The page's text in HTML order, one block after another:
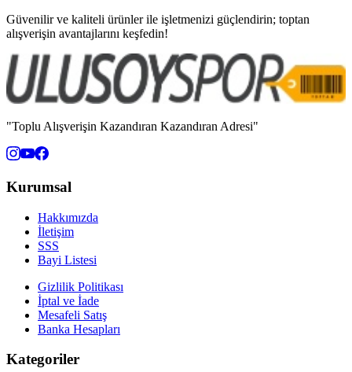
Güvenilir ve kaliteli ürünler ile işletmenizi güçlendirin; toptan
alışverişin avantajlarını keşfedin!
"Toplu Alışverişin Kazandıran Kazandıran Adresi"
Kurumsal
Hakkımızda
İletişim
SSS
Bayi Listesi
Gizlilik Politikası
İptal ve İade
Mesafeli Satış
Banka Hesapları
Kategoriler